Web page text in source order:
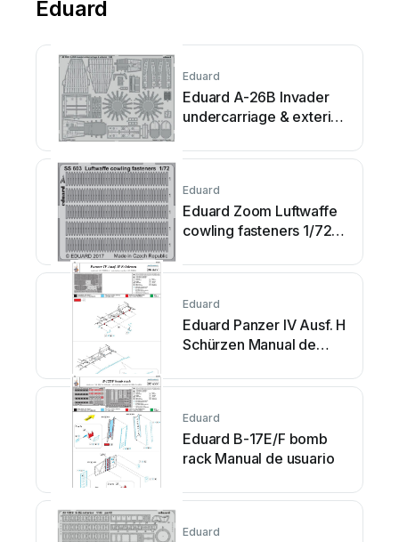
Eduard
Eduard
Eduard A-26B Invader
undercarriage & exterior
Eduard
Eduard Zoom Luftwaffe
cowling fasteners 1/72
Eduard
Eduard Panzer IV Ausf. H
Schürzen Manual de
Eduard
Eduard B-17E/F bomb
rack Manual de usuario
Eduard